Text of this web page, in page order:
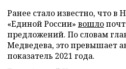
Ранее стало известно, что
«Единой России» вошло
предложений. По словам
Медведева, это превышает
показатель 2021 года.